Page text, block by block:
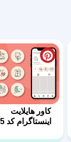
کاور هایلایت
اینستاگرام کد 5